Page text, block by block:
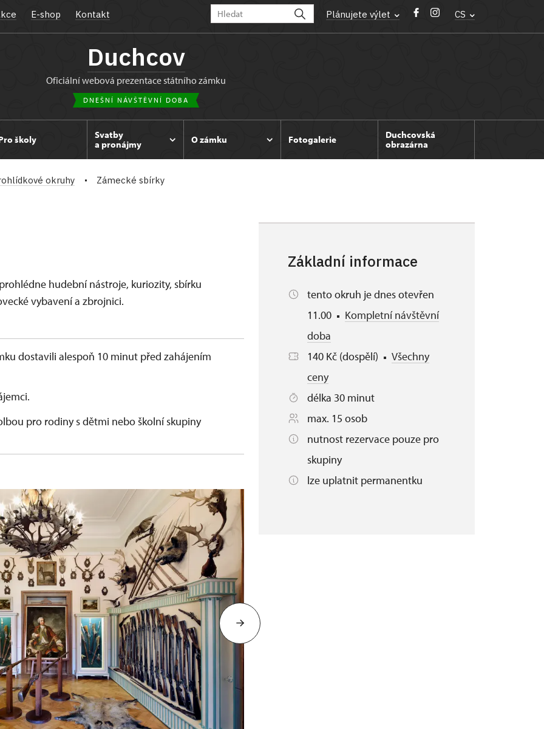
E-shop Kontakt Plánujete výlet CS
Duchcov
oficiální webová prezentace státního zámku
DNEŠNÍ NÁVŠTĚVNÍ DOBA
školy
Svatby
a pronájmy
O zámku Fotogalerie
Duchcovská
obrazárna
okruhy Zámecké sbírky
hudební nástroje, kuriozity, sbírku
vybavení a zbrojnici.
dostavili alespoň 10 minut před zahájením
pro rodiny s dětmi nebo školní skupiny
Základní informace
tento okruh je dnes otevřen
11.00
Kompletní návštěvní
doba
140 Kč (dospělí)
Všechny
ceny
délka 30 minut
max. 15 osob
nutnost rezervace pouze pro
skupiny
lze uplatnit permanentku